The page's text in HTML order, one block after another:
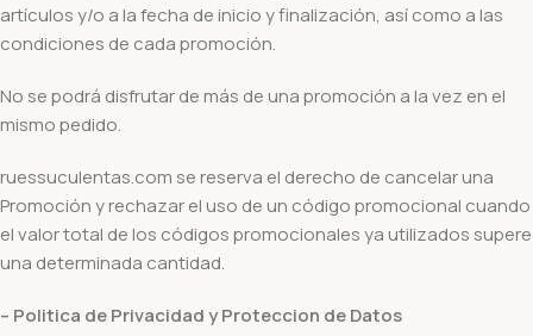
artículos y/o a la fecha de inicio y finalización, así como a las
condiciones de cada promoción.
No se podrá disfrutar de más de una promoción a la vez en el
mismo pedido.
ruessuculentas.com se reserva el derecho de cancelar una
Promoción y rechazar el uso de un código promocional cuando
el valor total de los códigos promocionales ya utilizados supere
una determinada cantidad.
– Politica de Privacidad y Proteccion de Datos